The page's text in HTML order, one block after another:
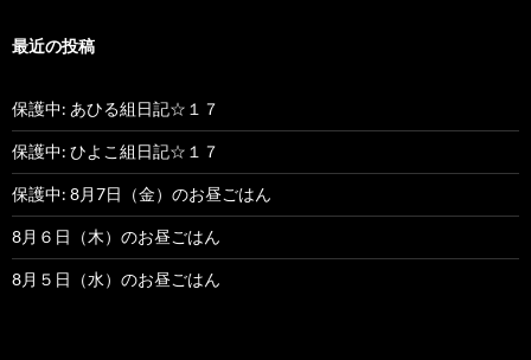
ー
シ
ョ
ン
最近の投稿
保護中: あひる組日記☆１７
保護中: ひよこ組日記☆１７
保護中: 8月7日（金）のお昼ごはん
8月６日（木）のお昼ごはん
8月５日（水）のお昼ごはん